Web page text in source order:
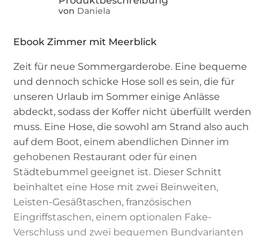
von Daniela
Ebook Zimmer mit Meerblick
Zeit für neue Sommergarderobe. Eine bequeme
und dennoch schicke Hose soll es sein, die für
unseren Urlaub im Sommer einige Anlässe
abdeckt, sodass der Koffer nicht überfüllt werden
muss. Eine Hose, die sowohl am Strand also auch
auf dem Boot, einem abendlichen Dinner im
gehobenen Restaurant oder für einen
Städtebummel geeignet ist. Dieser Schnitt
beinhaltet eine Hose mit zwei Beinweiten,
Leisten-Gesäßtaschen, französischen
Eingriffstaschen, einem optionalen Fake-
Verschluss und zwei bequemen Bundvarianten